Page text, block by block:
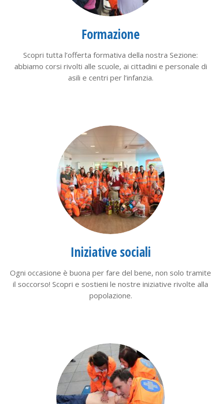
Formazione
Scopri tutta l’offerta formativa della nostra Sezione:
abbiamo corsi rivolti alle scuole, ai cittadini e personale di
asili e centri per l’infanzia.
Iniziative sociali
Ogni occasione è buona per fare del bene, non solo tramite
il soccorso! Scopri e sostieni le nostre iniziative rivolte alla
popolazione.